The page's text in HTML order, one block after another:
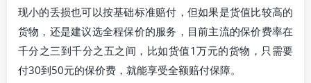
现小的丢损也可以按基础标准赔付，但如果是货值比较高的
货物，还是建议选全程保价的服务，目前主流的保价费率在
千分之三到千分之五之间，比如货值1万元的货物，只需要
付30到50元的保价费，就能享受全额赔付保障。